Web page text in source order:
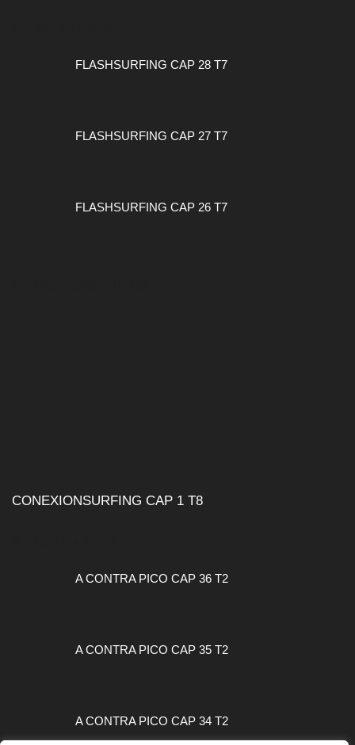
FLASHSURFING CAP 28 T7
FLASHSURFING CAP 27 T7
FLASHSURFING CAP 26 T7
CONEXIONSURFING CAP 1 T8
A CONTRA PICO CAP 36 T2
A CONTRA PICO CAP 35 T2
A CONTRA PICO CAP 34 T2